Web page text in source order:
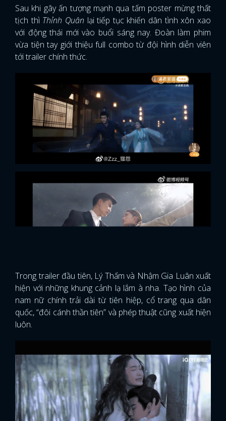
Sau khi gây ấn tượng mạnh qua tấm poster mừng thất
tịch thì Thỉnh Quân lại tiếp tục khiến dân tình xôn xao
với động thái mới vào buổi sáng nay. Đoàn làm phim
vừa tiện tay giới thiệu full combo từ đội hình diễn viên
tới trailer chính thức.
Trong trailer đầu tiên, Lý Thấm và Nhậm Gia Luân xuất
hiện với những khung cảnh lạ lắm à nha. Tạo hình của
nam nữ chính trải dài từ tiên hiệp, cổ trang qua dân
quốc, “đôi cánh thần tiên” và phép thuật cũng xuất hiện
luôn.